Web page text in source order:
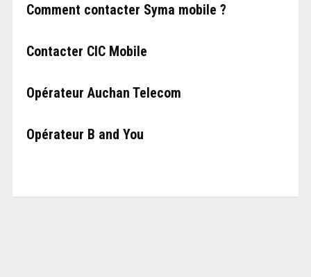
Comment contacter Syma mobile ?
Contacter CIC Mobile
Opérateur Auchan Telecom
Opérateur B and You